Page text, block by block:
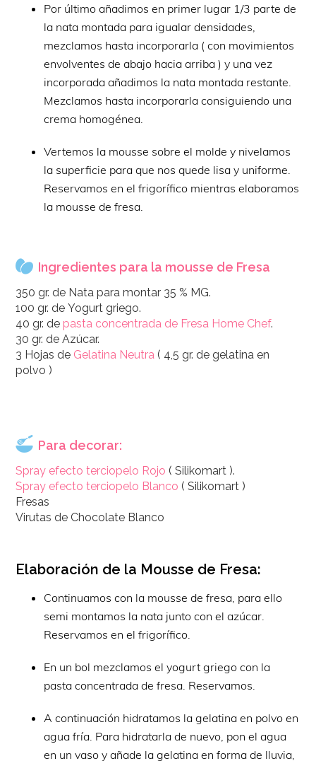
Por último añadimos en primer lugar 1/3 parte de
la nata montada para igualar densidades,
mezclamos hasta incorporarla ( con movimientos
envolventes de abajo hacia arriba ) y una vez
incorporada añadimos la nata montada restante.
Mezclamos hasta incorporarla consiguiendo una
crema homogénea.
Vertemos la mousse sobre el molde y nivelamos
la superficie para que nos quede lisa y uniforme.
Reservamos en el frigorífico mientras elaboramos
la mousse de fresa.
Ingredientes para la mousse de Fresa
350 gr. de Nata para montar 35 % MG.
100 gr. de Yogurt griego.
40 gr. de pasta concentrada de Fresa Home Chef.
30 gr. de Azúcar.
3 Hojas de Gelatina Neutra ( 4,5 gr. de gelatina en
polvo )
Para decorar:
Spray efecto terciopelo Rojo ( Silikomart ).
Spray efecto terciopelo Blanco ( Silikomart )
Fresas
Virutas de Chocolate Blanco
Elaboración de la Mousse de Fresa:
Continuamos con la mousse de fresa, para ello
semi montamos la nata junto con el azúcar.
Reservamos en el frigorífico.
En un bol mezclamos el yogurt griego con la
pasta concentrada de fresa. Reservamos.
A continuación hidratamos la gelatina en polvo en
agua fría. Para hidratarla de nuevo, pon el agua
en un vaso y añade la gelatina en forma de lluvia,